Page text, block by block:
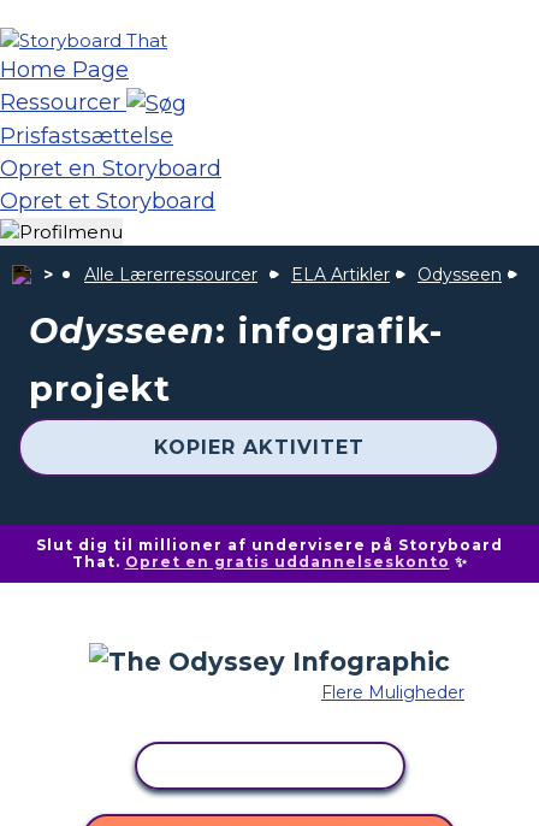
Home Page
Ressourcer
Prisfastsættelse
Opret en Storyboard
Opret et Storyboard
Alle Lærerressourcer ELA Artikler Odysseen
Odysseen: infografik-
projekt
KOPIER AKTIVITET
Slut dig til millioner af undervisere på Storyboard
That. Opret en gratis uddannelseskonto ✨
Flere Muligheder